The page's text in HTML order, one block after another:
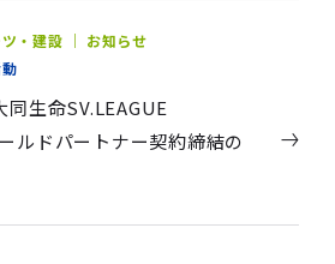
・建設 ｜ お知らせ
生命SV.LEAGUE
ルドパートナー契約締結の